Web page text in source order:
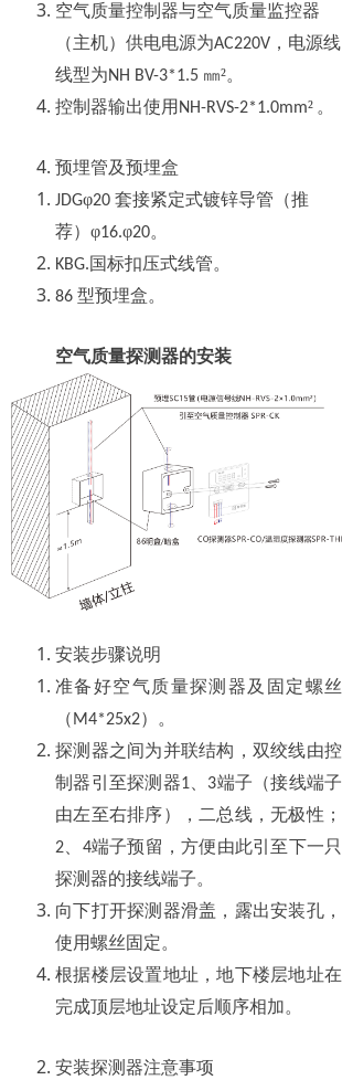
空气质量控制器与空气质量监控器
（主机）供电电源为AC220V ，电源线
线型为NH BV-3*1.5 ㎜²。
控制器输出使用 NH-RVS-2*1.0mm² 。
预埋管及预埋盒
JDGφ20 套接紧定式镀锌导管（推
荐）φ16.φ20。
KBG.国标扣压式线管。
86 型预埋盒。
空气质量探测器的安装
安装步骤说明
准备好空气质量探测器及固定螺丝
（ M4*25x2）。
探测器之间为并联结构，双绞线由控
制器引至探测器1 3端子（接线端子
由左至右排序），二总线，无极性；
2 4端子预留，方便由此引至下一只
探测器的接线端子。
向下打开探测器滑盖，露出安装孔，
使用螺丝固定。
根据楼层设置地址，地下楼层地址在
完成顶层地址设定后顺序相加。
安装探测器注意事项